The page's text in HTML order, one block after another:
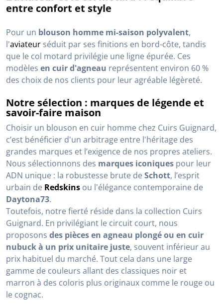
entre confort et style
Pour un blouson homme mi-saison polyvalent,
l'aviateur séduit par ses finitions en bord-côte, tandis
que le col motard privilégie une ligne épurée. Ces
modèles en cuir d'agneau représentent environ 60 %
des choix de nos clients pour leur agréable légèreté.
Notre sélection : marques de légende et
savoir-faire maison
Choisir un blouson en cuir homme chez Cuirs Guignard,
c’est bénéficier d'un arbitrage entre l'héritage des
grandes marques et l’exigence de nos propres ateliers.
Nous sélectionnons des marques iconiques pour leur
ADN unique : la robustesse brute deSchott, l’esprit
urbain de Redskins ou l'élégance contemporaine de
Daytona73.
Toutefois, notre fierté réside dans la collection Cuirs
Guignard. En privilégiant le circuit court, nous
proposons des pièces en agneau plongé ou en cuir
nubuck à un prix unitaire juste, souvent inférieur au
prix habituel du marché. Tout cela dans une large
gamme de couleurs allant des classiques noir et
marron à des coloris plus originaux comme le rouge ou
le cognac.